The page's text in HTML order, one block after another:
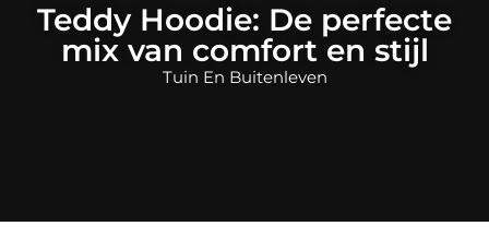
Teddy Hoodie: De perfecte
mix van comfort en stijl
Tuin En Buitenleven